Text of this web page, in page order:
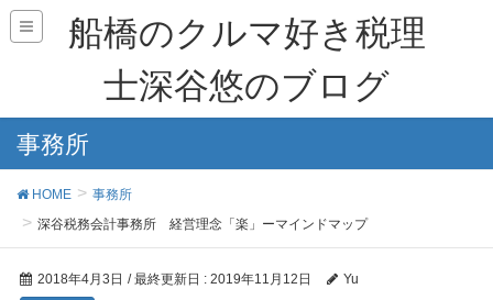
船橋のクルマ好き税理
士深谷悠のブログ
事務所
HOME
事務所
深谷税務会計事務所 経営理念「楽」ーマインドマップ
2018年4月3日 / 最終更新日 : 2019年11月12日
Yu